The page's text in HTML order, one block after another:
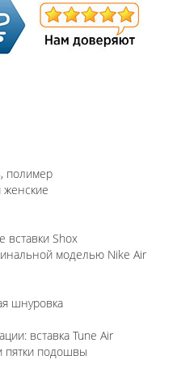
полимер
женские
вставки Shox
моделью Nike Air
шнуровка
вставка Tune Air
пятки подошвы